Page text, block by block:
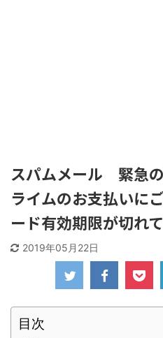
スパムメール 緊急
ライムのお支払いに
ード有効期限が切れて
2019年05月22日
目次